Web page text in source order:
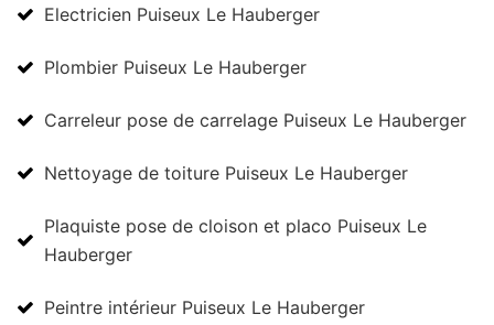
Electricien Puiseux Le Hauberger
Plombier Puiseux Le Hauberger
Carreleur pose de carrelage Puiseux Le Hauberger
Nettoyage de toiture Puiseux Le Hauberger
Plaquiste pose de cloison et placo Puiseux Le
Hauberger
Peintre intérieur Puiseux Le Hauberger